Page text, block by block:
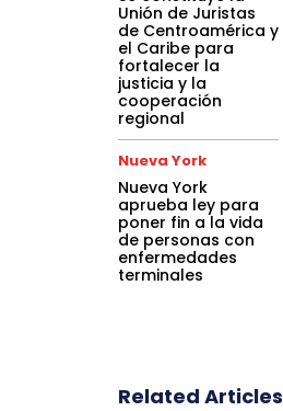
Unión de Juristas
de Centroamérica y
el Caribe para
fortalecer la
justicia y la
cooperación
regional
Nueva York
Nueva York
aprueba ley para
poner fin a la vida
de personas con
enfermedades
terminales
Related Articles